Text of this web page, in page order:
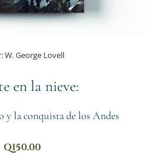
W. George Lovell
en la nieve:
y la conquista de los Andes
Q150.00